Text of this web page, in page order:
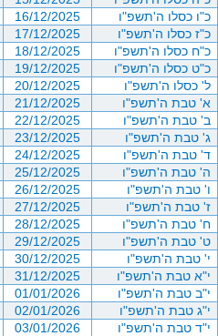
כ"ו כסלו ה'תשפ"ו
16/12/2025
כ"ז כסלו ה'תשפ"ו
17/12/2025
כ"ח כסלו ה'תשפ"ו
18/12/2025
כ"ט כסלו ה'תשפ"ו
19/12/2025
ל' כסלו ה'תשפ"ו
20/12/2025
א' טבת ה'תשפ"ו
21/12/2025
ב' טבת ה'תשפ"ו
22/12/2025
ג' טבת ה'תשפ"ו
23/12/2025
ד' טבת ה'תשפ"ו
24/12/2025
ה' טבת ה'תשפ"ו
25/12/2025
ו' טבת ה'תשפ"ו
26/12/2025
ז' טבת ה'תשפ"ו
27/12/2025
ח' טבת ה'תשפ"ו
28/12/2025
ט' טבת ה'תשפ"ו
29/12/2025
י' טבת ה'תשפ"ו
30/12/2025
י"א טבת ה'תשפ"ו
31/12/2025
י"ב טבת ה'תשפ"ו
01/01/2026
י"ג טבת ה'תשפ"ו
02/01/2026
י"ד טבת ה'תשפ"ו
03/01/2026